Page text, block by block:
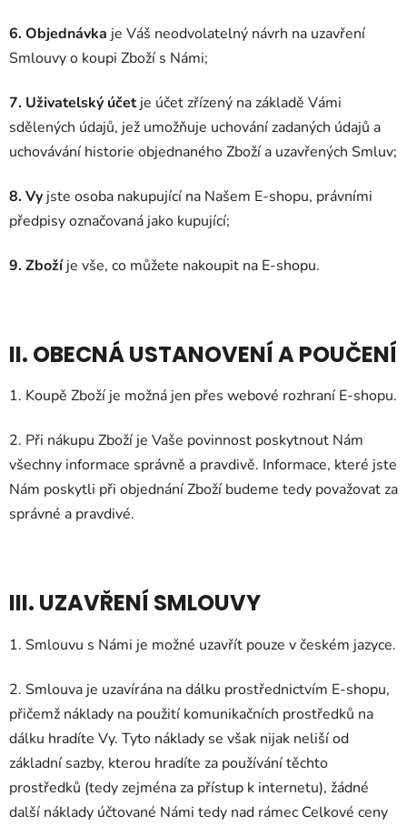
6. Objednávka je Váš neodvolatelný návrh na uzavření
Smlouvy o koupi Zboží s Námi;
7. Uživatelský účetje účet zřízený na základě Vámi
sdělených údajů, jež umožňuje uchování zadaných údajů a
uchovávání historie objednaného Zboží a uzavřených Smluv;
8. Vy jste osoba nakupující na Našem E-shopu, právními
předpisy označovaná jako kupující;
9. Zbožíje vše, co můžete nakoupit na E-shopu.
II. OBECNÁ USTANOVENÍ A POUČENÍ
1. Koupě Zboží je možná jen přes webové rozhraní E-shopu.
2. Při nákupu Zboží je Vaše povinnost poskytnout Nám
všechny informace správně a pravdivě. Informace, které jste
Nám poskytli při objednání Zboží budeme tedy považovat za
správné a pravdivé.
III. UZAVŘENÍ SMLOUVY
1. Smlouvu s Námi je možné uzavřít pouze v českém jazyce.
2. Smlouva je uzavírána na dálku prostřednictvím E-shopu,
přičemž náklady na použití komunikačních prostředků na
dálku hradíte Vy. Tyto náklady se však nijak neliší od
základní sazby, kterou hradíte za používání těchto
prostředků (tedy zejména za přístup k internetu), žádné
další náklady účtované Námi tedy nad rámec Celkové ceny